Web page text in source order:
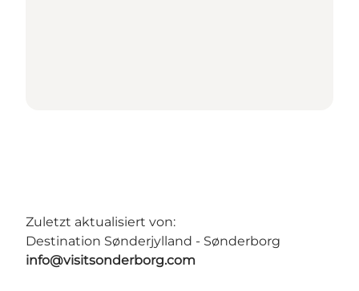
Zuletzt aktualisiert von:
Destination Sønderjylland - Sønderborg
info@visitsonderborg.com